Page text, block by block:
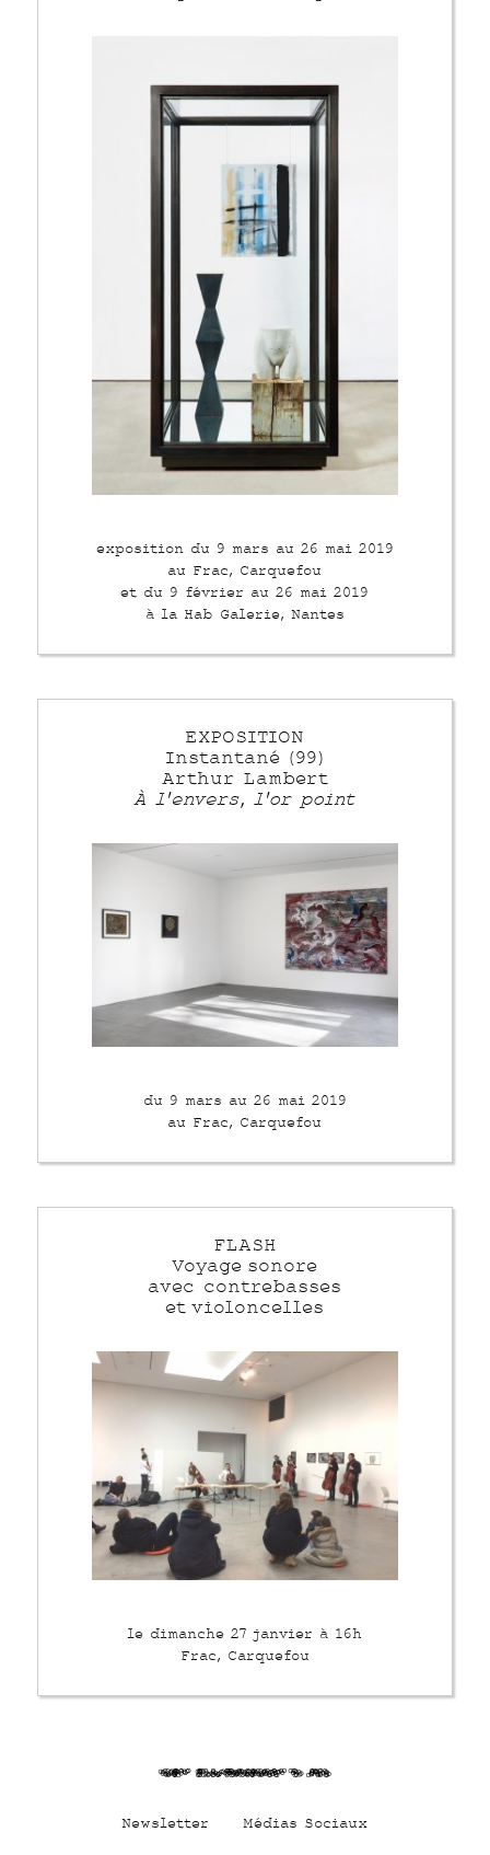
exposition du 9 mars au 26 mai 2019
au Frac, Carquefou
et du 9 février au 26 mai 2019
à la Hab Galerie, Nantes
EXPOSITION
Instantané (99)
Arthur Lambert
À l'envers, l'or point
du 9 mars au 26 mai 2019
au Frac, Carquefou
FLASH
Voyage sonore
avec contrebasses
et violoncelles
le dimanche 27 janvier à 16h
Frac, Carquefou
uC5 DwhSQUbCuxY 7 PV
Newsletter Médias Sociaux